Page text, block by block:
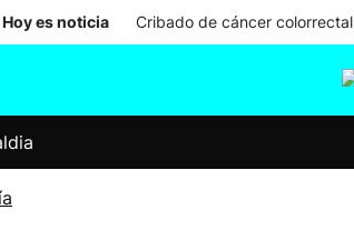
Hoy es noticia Cribado de cáncer colorrectal